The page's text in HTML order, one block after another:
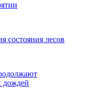
состояния лесов
дождей